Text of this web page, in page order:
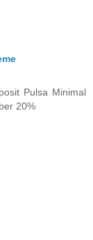
Pulsa Minimal
20%